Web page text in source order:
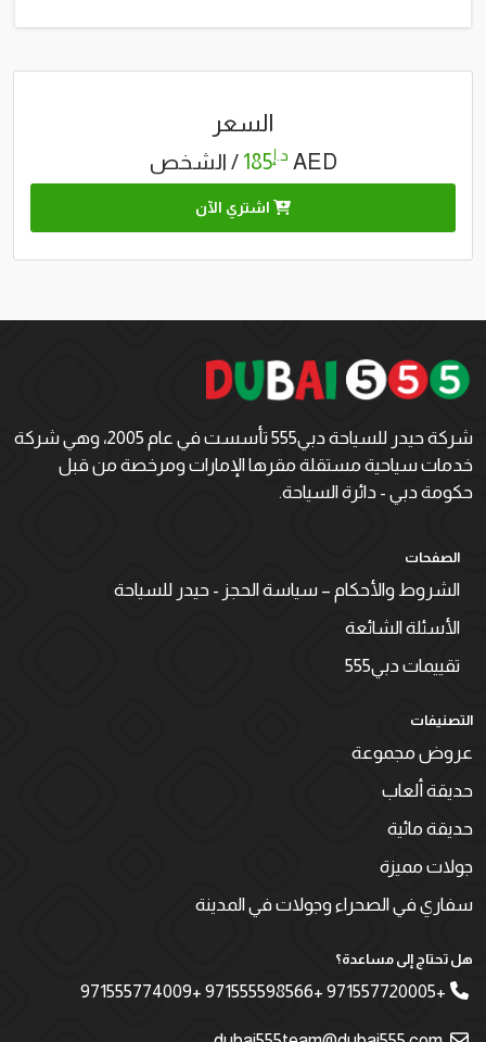
السعر
AED د.إ185/ الشخص
اشتري الآن
شركة حيدر للسياحة دبي555 تأسست في عام 2005، وهي شركة
خدمات سياحية مستقلة مقرها الإمارات ومرخصة من قبل
حكومة دبي - دائرة السياحة.
الصفحات
الشروط والأحكام – سياسة الحجز - حيدر للسياحة
الأسئلة الشائعة
تقييمات دبي555
التصنيفات
عروض مجموعة
حديقة ألعاب
حديقة مائية
جولات مميزة
سفاري في الصحراء وجولات في المدينة
هل تحتاج إلى مساعدة؟
+971557720005 +971555598566 +971555774009